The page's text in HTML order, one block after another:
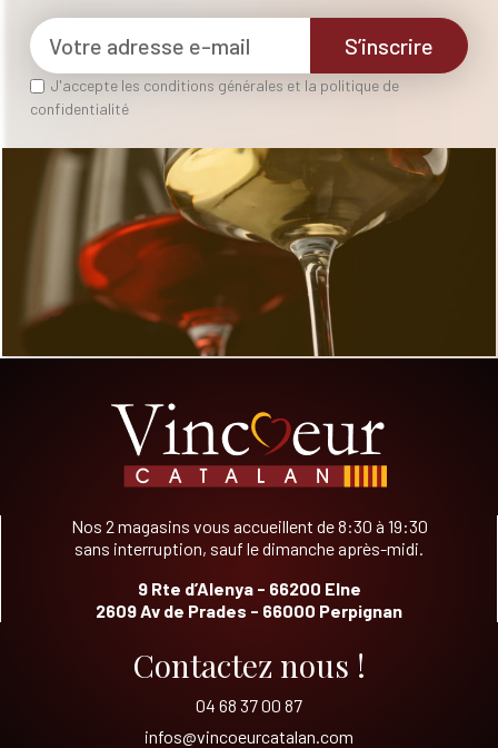
S’inscrire
J'accepte les conditions générales et la politique de
confidentialité
Nos 2 magasins vous accueillent de 8:30 à 19:30
sans interruption, sauf le dimanche après-midi.
9 Rte d’Alenya - 66200 Elne
2609 Av de Prades - 66000 Perpignan
Contactez nous !
04 68 37 00 87
infos@vincoeurcatalan.com